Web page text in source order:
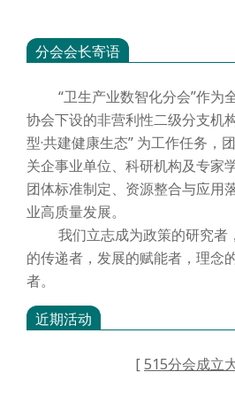
分会会长寄语
“卫生产业数智化分会”作为
协会下设的非营利性二级分支机
型·共建健康生态” 为工作任务，
关企事业单位、科研机构及专家
团体标准制定、资源整合与应用
业高质量发展。
我们立志成为政策的研究者
的传递者，发展的赋能者，理念
者。
近期活动
[515分会成立